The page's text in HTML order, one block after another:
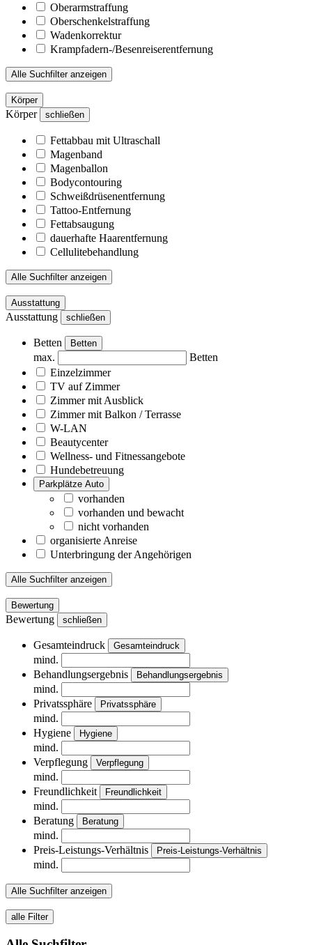
Oberarmstraffung
Oberschenkelstraffung
Wadenkorrektur
Krampfadern-/Besenreiserentfernung
Alle Suchfilter anzeigen
Körper
Körper schließen
Fettabbau mit Ultraschall
Magenband
Magenballon
Bodycontouring
Schweißdrüsenentfernung
Tattoo-Entfernung
Fettabsaugung
dauerhafte Haarentfernung
Cellulitebehandlung
Alle Suchfilter anzeigen
Ausstattung
Ausstattung schließen
Betten Betten
max.
Betten
Einzelzimmer
TV auf Zimmer
Zimmer mit Ausblick
Zimmer mit Balkon / Terrasse
W-LAN
Beautycenter
Wellness- und Fitnessangebote
Hundebetreuung
Parkplätze Auto
vorhanden
vorhanden und bewacht
nicht vorhanden
organisierte Anreise
Unterbringung der Angehörigen
Alle Suchfilter anzeigen
Bewertung
Bewertung schließen
Gesamteindruck Gesamteindruck
mind.
Behandlungsergebnis
Behandlungsergebnis
mind.
Privatssphäre
Privatssphäre
mind.
Hygiene
Hygiene
mind.
Verpflegung
Verpflegung
mind.
Freundlichkeit
Freundlichkeit
mind.
Beratung
Beratung
mind.
Preis-Leistungs-Verhältnis
Preis-Leistungs-Verhältnis
mind.
Alle Suchfilter anzeigen
alle Filter